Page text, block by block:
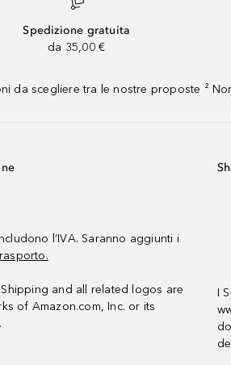
Spedizione gratuita
da 35,00 €
da scegliere tra le nostre proposte ²
l’IVA. Saranno aggiunti i
and all related logos are
of Amazon.com, Inc. or its
I